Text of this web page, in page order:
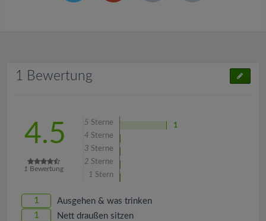
1 Bewertung
4.5
1 Bewertung
5 Sterne
1
4 Sterne
3 Sterne
2 Sterne
1 Stern
1 Ausgehen & was trinken
1 Nett draußen sitzen